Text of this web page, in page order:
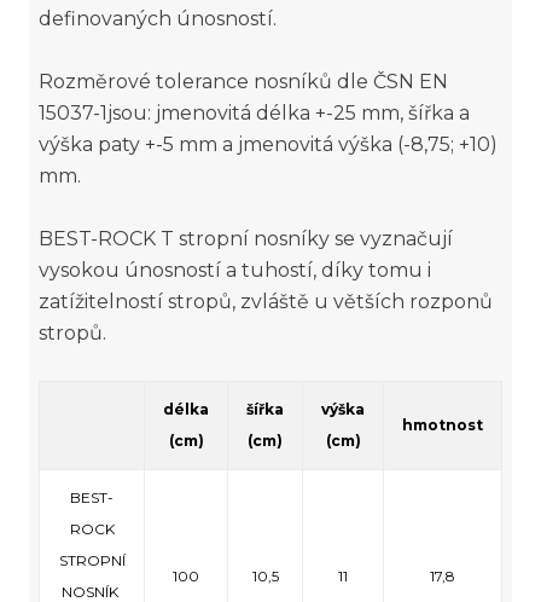
definovaných únosností.
Rozměrové tolerance nosníků dle ČSN EN
15037-1jsou: jmenovitá délka +-25 mm, šířka a
výška paty +-5 mm a jmenovitá výška (-8,75; +10)
mm.
BEST-ROCK T stropní nosníky se vyznačují
vysokou únosností a tuhostí, díky tomu i
zatížitelností stropů, zvláště u větších rozponů
stropů.
délka
(cm)
šířka
(cm)
výška
(cm)
hmotnost
BEST-
ROCK
STROPNÍ
NOSNÍK
100 10,5 11 17,8